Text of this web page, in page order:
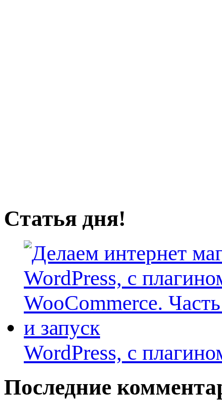
Статья дня!
WordPress, с
Последние